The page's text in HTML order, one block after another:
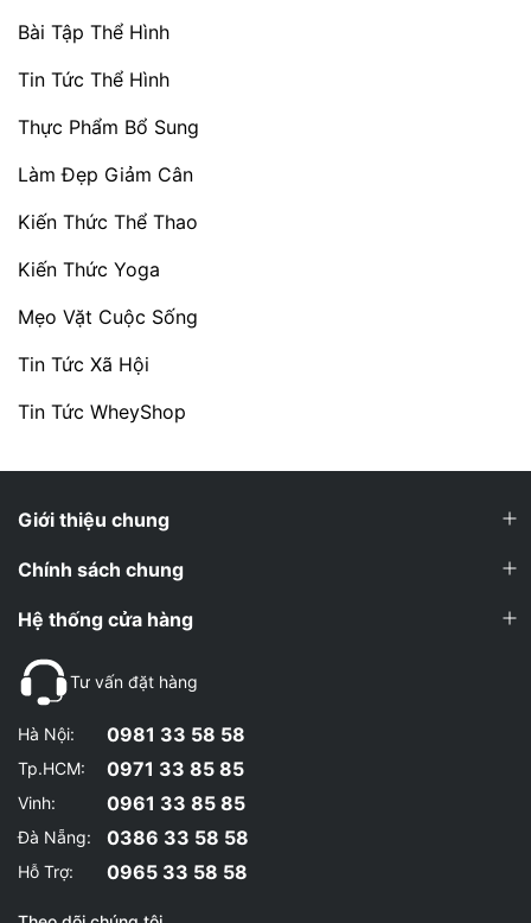
Bài Tập Thể Hình
Tin Tức Thể Hình
Thực Phẩm Bổ Sung
Làm Đẹp Giảm Cân
Kiến Thức Thể Thao
Kiến Thức Yoga
Mẹo Vặt Cuộc Sống
Tin Tức Xã Hội
Tin Tức WheyShop
Giới thiệu chung
Chính sách chung
Hệ thống cửa hàng
Tư vấn đặt hàng
Hà Nội: 0981 33 58 58
Tp.HCM: 0971 33 85 85
Vinh: 0961 33 85 85
Đà Nẵng: 0386 33 58 58
Hỗ Trợ: 0965 33 58 58